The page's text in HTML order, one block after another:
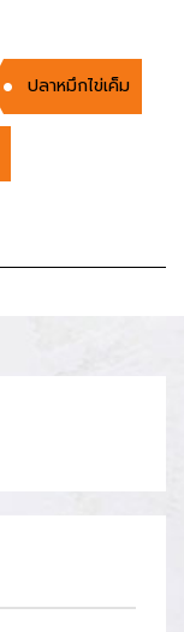
ปลาหมึกไข่เค็ม